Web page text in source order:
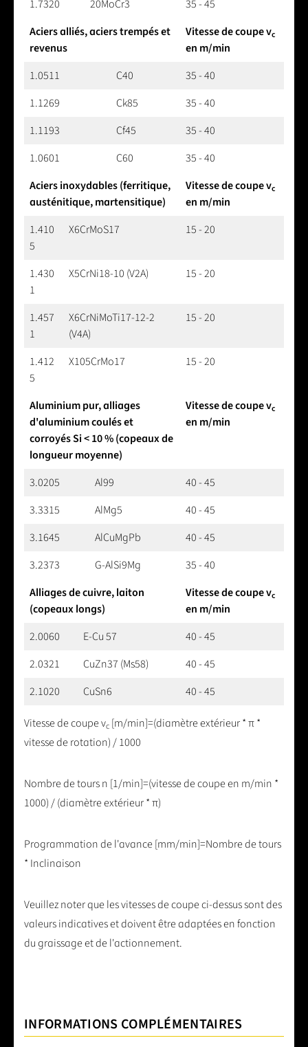
1.7320 20MoCr3
35 - 45
Aciers alliés, aciers trempés et
revenus
Vitesse de coupe vc
en m/min
1.0511
C40
35 - 40
1.1269
Ck85
35 - 40
1.1193
Cf45
35 - 40
1.0601
C60
35 - 40
Aciers inoxydables (ferritique,
austénitique, martensitique)
Vitesse de coupe vc
en m/min
1.410
5
X6CrMoS17 15 - 20
1.430
1
X5CrNi18-10 (V2A) 15 - 20
1.457
1
X6CrNiMoTi17-12-2
(V4A)
15 - 20
1.412
5
X105CrMo17 15 - 20
Aluminium pur, alliages
d'aluminium coulés et
corroyés Si < 10 % (copeaux de
longueur moyenne)
Vitesse de coupe vc
en m/min
3.0205 Al99
40 - 45
3.3315
AlMg5
40 - 45
3.1645
AlCuMgPb
40 - 45
3.2373
G-AlSi9Mg
35 - 40
Alliages de cuivre, laiton
(copeaux longs)
Vitesse de coupe vc
en m/min
2.0060
E-Cu 57
40 - 45
2.0321
CuZn37 (Ms58)
40 - 45
2.1020
CuSn6 40 - 45
Vitesse de coupe vc [m/min]=(diamètre extérieur * π *
vitesse de rotation) / 1000
Nombre de tours n [1/min]=(vitesse de coupe en m/min *
1000) / (diamètre extérieur * π)
Programmation de l'avance [mm/min]=Nombre de tours
* Inclinaison
Veuillez noter que les vitesses de coupe ci-dessus sont des
valeurs indicatives et doivent être adaptées en fonction
du graissage et de l'actionnement.
INFORMATIONS COMPLÉMENTAIRES